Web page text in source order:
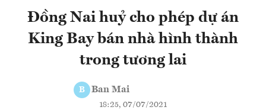
Đồng Nai huỷ cho phép dự án
King Bay bán nhà hình thành
trong tương lai
B Ban Mai
18:25, 07/07/2021